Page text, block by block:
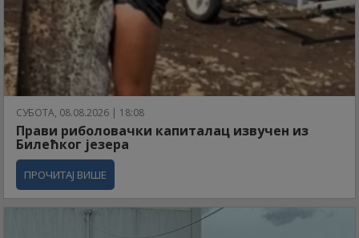
СУБОТА, 08.08.2026 | 18:08
Прави риболовачки капиталац извучен из
Билећког језера
ПРОЧИТАЈ ВИШЕ